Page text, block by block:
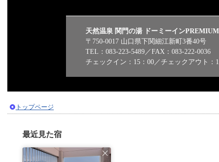
天然温泉 関門の湯 ドーミーイン
〒750-0017 山口県下関細江新町3番40号
TEL：083-223-5489／FAX：083-222-0036
チェックイン：15：00／チェックアウト：
トップページ
最近見た宿